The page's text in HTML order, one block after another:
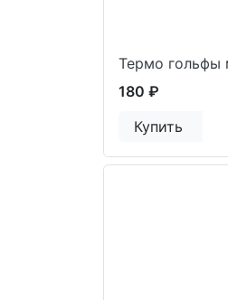
Термо гольфы
180 ₽
Купить